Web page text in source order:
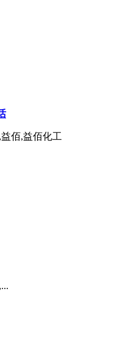
佰,益佰化工